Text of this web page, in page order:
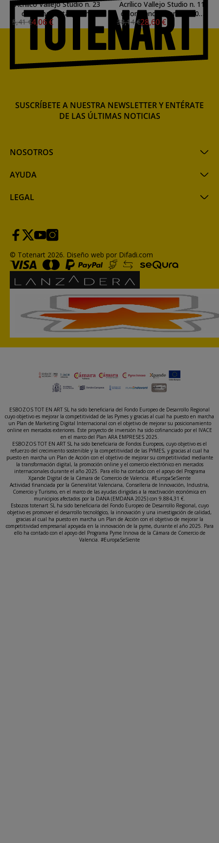
Acrílico Vallejo Studio n. 23
color magenta (58 ml)
5,41 €4,06 €
Acrílico Vallejo Studio n. 11
color blanco titanio (1000
ml)
38,14 €28,60 €
NOSOTROS
AYUDA
LEGAL
SUSCRÍBETE A NUESTRA NEWSLETTER Y ENTÉRATE
DE LAS ÚLTIMAS NOTICIAS
© Totenart 2026. Diseño web por Difadi.com
ESBOZOS TOT EN ART SL ha sido beneficiaria del Fondo Europeo de Desarrollo Regional
cuyo objetivo es mejorar la competitividad de las Pymes y gracias al cual ha puesto en marcha
un Plan de Marketing Digital Internacional con el objetivo de mejorar su posicionamiento
online en mercados exteriores. Este proyecto de inversión ha sido cofinanciado por el IVACE
en el marco del Plan ARA EMPRESES 2025.
ESBOZOS TOT EN ART SL ha sido beneficiaria de Fondos Europeos, cuyo objetivo es el
refuerzo del crecimiento sostenible y la competitividad de las PYMES, y gracias al cual ha
puesto en marcha un Plan de Acción con el objetivo de mejorar su competitividad mediante
la transformación digital, la promoción online y el comercio electrónico en mercados
internacionales durante el año 2025. Para ello ha contado con el apoyo del Programa
Xpande Digital de la Cámara de Comercio de Valencia. #EuropaSeSiente
Actividad financiada por la Generalitat Valenciana, Conselleria de Innovación, Industria,
Comercio y Turismo, en el marco de las ayudas dirigidas a la reactivación económica en
municipios afectados por la DANA (EMDANA 2025) con 9.884,31 €.
Esbozos totenart SL ha sido beneficiaria del Fondo Europeo de Desarrollo Regional, cuyo
objetivo es promover el desarrollo tecnológico, la innovación y una investigación de calidad,
gracias al cual ha puesto en marcha un Plan de Acción con el objetivo de mejorar la
competitividad empresarial apoyada en la innovación de la pyme, durante el año 2025. Para
ello ha contado con el apoyo del Programa Pyme Innova de la Cámara de Comercio de
Valencia. #EuropaSeSiente